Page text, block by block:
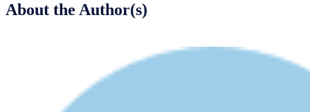
About the Author(s)